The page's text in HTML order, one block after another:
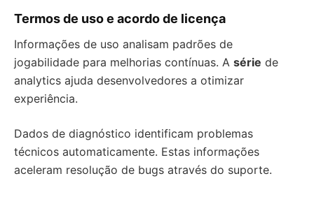
Termos de uso e acordo de licença
Informações de uso analisam padrões de
jogabilidade para melhorias contínuas. A série de
analytics ajuda desenvolvedores a otimizar
experiência.
Dados de diagnóstico identificam problemas
técnicos automaticamente. Estas informações
aceleram resolução de bugs através do suporte.